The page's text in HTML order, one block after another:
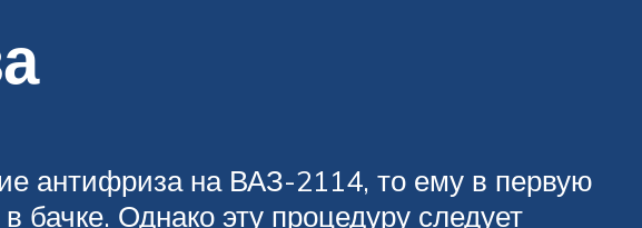
антифриза на ВАЗ-2114, то ему в первую
бачке. Однако эту процедуру следует